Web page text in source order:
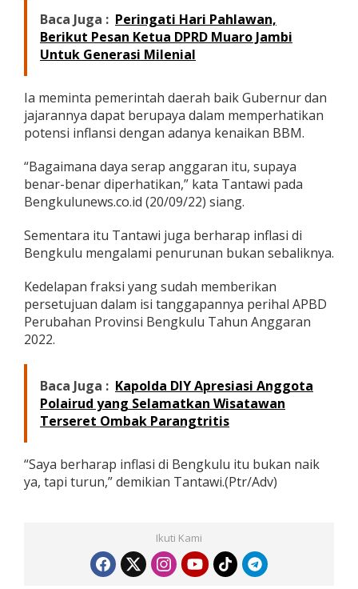
u
m
F
r
s
i
F
r
k
s
i
Baca Juga : Peringati Hari Pahlawan,
Berikut Pesan Ketua DPRD Muaro Jambi
Untuk Generasi Milenial
Ia meminta pemerintah daerah baik Gubernur dan
jajarannya dapat berupaya dalam memperhatikan
potensi inflansi dengan adanya kenaikan BBM.
“Bagaimana daya serap anggaran itu, supaya
benar-benar diperhatikan,” kata Tantawi pada
Bengkulunews.co.id (20/09/22) siang.
Sementara itu Tantawi juga berharap inflasi di
Bengkulu mengalami penurunan bukan sebaliknya.
Kedelapan fraksi yang sudah memberikan
persetujuan dalam isi tanggapannya perihal APBD
Perubahan Provinsi Bengkulu Tahun Anggaran
2022.
Baca Juga : Kapolda DIY Apresiasi Anggota
Polairud yang Selamatkan Wisatawan
Terseret Ombak Parangtritis
“Saya berharap inflasi di Bengkulu itu bukan naik
ya, tapi turun,” demikian Tantawi.(Ptr/Adv)
Ikuti Kami